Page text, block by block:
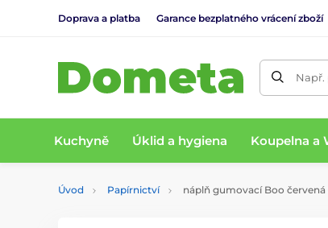
Doprava a platba Garance bezplatného vrácení zboží
Kuchyně Úklid a hygiena Koupelna a
Úvod Papírnictví náplň gumovací Boo